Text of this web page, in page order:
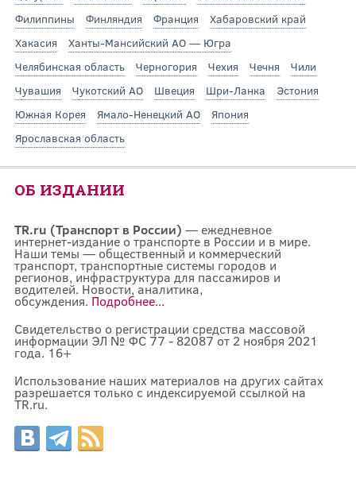
Филиппины
Финляндия Франция
Хабаровский край
Хакасия
Ханты-Мансийский АО — Югра
Челябинская область
Черногория Чехия Чечня
Чили
Чувашия
Чукотский АО Швеция Шри-Ланка
Эстония
Южная Корея
Ямало-Ненецкий АО
Япония
Ярославская область
ОБ ИЗДАНИИ
TR.ru (Транспорт в России) — ежедневное
интернет-издание о транспорте в России и в мире.
Наши темы — общественный и коммерческий
транспорт, транспортные системы городов и
регионов, инфраструктура для пассажиров и
водителей. Новости, аналитика,
обсуждения. Подробнее...
Свидетельство о регистрации средства массовой
информации ЭЛ № ФС 77 - 82087 от 2 ноября 2021
года. 16+
Использование наших материалов на других сайтах
разрешается только с индексируемой ссылкой на
TR.ru.